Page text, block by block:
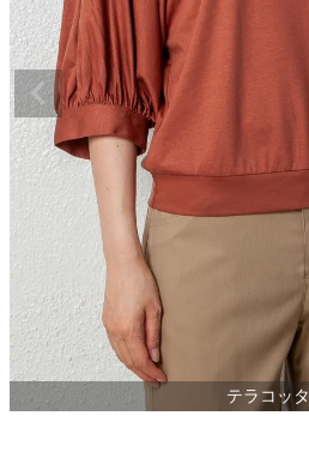
テラコッタ